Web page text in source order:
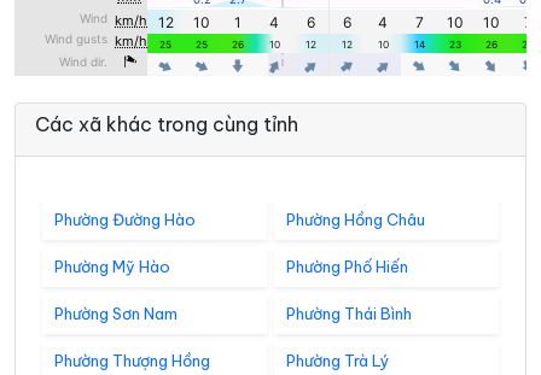
Các xã khác trong cùng tỉnh
Phường Đường Hào Phường Hồng Châu
Phường Mỹ Hào Phường Phố Hiến
Phường Sơn Nam Phường Thái Bình
Phường Thượng Hồng Phường Trà Lý